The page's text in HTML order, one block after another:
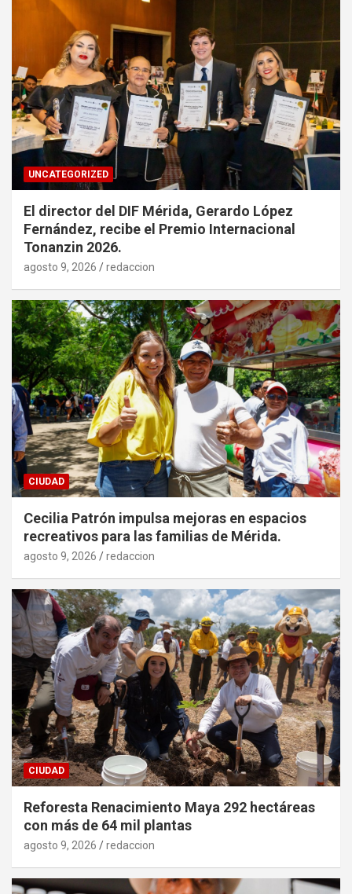
UNCATEGORIZED
El director del DIF Mérida, Gerardo López
Fernández, recibe el Premio Internacional
Tonanzin 2026.
agosto 9, 2026 redaccion
CIUDAD
Cecilia Patrón impulsa mejoras en espacios
recreativos para las familias de Mérida.
agosto 9, 2026 redaccion
CIUDAD
Reforesta Renacimiento Maya 292 hectáreas
con más de 64 mil plantas
agosto 9, 2026 redaccion